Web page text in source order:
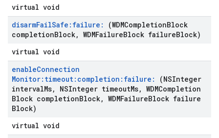
virtual void
disarmFailSafe:failure: (WDMCompletionBlock
completionBlock, WDMFailureBlock failureBlock)
virtual void
enableConnection
Monitor:timeout:completion:failure:
(NSInteger
intervalMs, NSInteger timeoutMs, WDMCompletion
Block completionBlock, WDMFailureBlock failure
Block)
virtual void